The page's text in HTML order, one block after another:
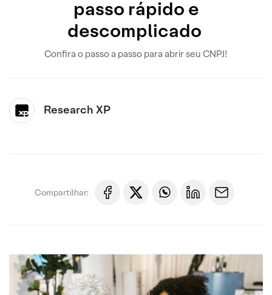
passo rápido e
descomplicado
Confira o passo a passo para abrir seu CNPJ!
Research XP
Compartilhar: